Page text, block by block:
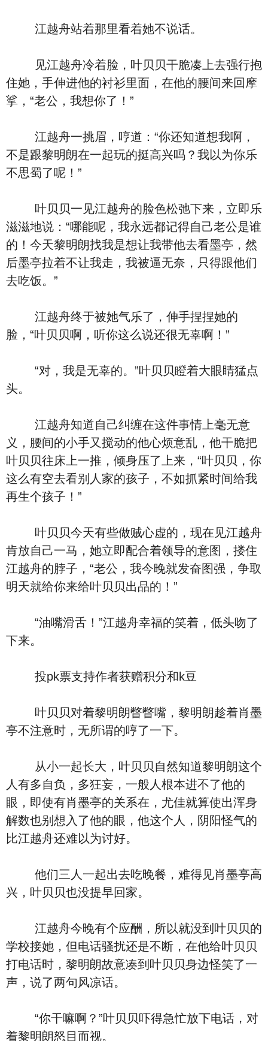
江越舟站着那里看着她不说话。
见江越舟冷着脸，叶贝贝干脆凑上去强行抱
住她，手伸进他的衬衫里面，在他的腰间来回摩
挲，“老公，我想你了！”
江越舟一挑眉，哼道：“你还知道想我啊，
不是跟黎明朗在一起玩的挺高兴吗？我以为你乐
不思蜀了呢！”
叶贝贝一见江越舟的脸色松弛下来，立即乐
滋滋地说：“哪能呢，我永远都记得自己老公是谁
的！今天黎明朗找我是想让我带他去看墨亭，然
后墨亭拉着不让我走，我被逼无奈，只得跟他们
去吃饭。”
江越舟终于被她气乐了，伸手捏捏她的
脸，“叶贝贝啊，听你这么说还很无辜啊！”
“对，我是无辜的。”叶贝贝瞪着大眼睛猛点
头。
江越舟知道自己纠缠在这件事情上毫无意
义，腰间的小手又搅动的他心烦意乱，他干脆把
叶贝贝往床上一推，倾身压了上来，“叶贝贝，你
这么有空去看别人家的孩子，不如抓紧时间给我
再生个孩子！”
叶贝贝今天有些做贼心虚的，现在见江越舟
肯放自己一马，她立即配合着领导的意图，搂住
江越舟的脖子，“老公，我今晚就发奋图强，争取
明天就给你来给叶贝贝出品的！”
“油嘴滑舌！”江越舟幸福的笑着，低头吻了
下来。
投pk票支持作者获赠积分和k豆
叶贝贝对着黎明朗瞥瞥嘴，黎明朗趁着肖墨
亭不注意时，无所谓的哼了一下。
从小一起长大，叶贝贝自然知道黎明朗这个
人有多自负，多狂妄，一般人根本进不了他的
眼，即使有肖墨亭的关系在，尤佳就算使出浑身
解数也别想入了他的眼，他这个人，阴阳怪气的
比江越舟还难以为讨好。
他们三人一起出去吃晚餐，难得见肖墨亭高
兴，叶贝贝也没提早回家。
江越舟今晚有个应酬，所以就没到叶贝贝的
学校接她，但电话骚扰还是不断，在他给叶贝贝
打电话时，黎明朗故意凑到叶贝贝身边怪笑了一
声，说了两句风凉话。
“你干嘛啊？”叶贝贝吓得急忙放下电话，对
着黎明朗怒目而视。